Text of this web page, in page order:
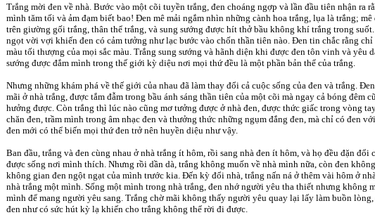
Trắng mời đen về nhà. Bước vào một cõi tuyền trắng, đen choáng ngợp và lần đầu tiên nhận ra
mình tăm tối và ảm đạm biết bao! Đen mê mải ngắm nhìn những cành hoa trắng, lụa là trắng;
trên giường gối trắng, thân thể trắng, và sung sướng được hít thở bầu không khí trắng trong
ngọt vời vợi khiến đen có cảm tưởng như lạc bước vào chốn thần tiên nào. Đen tin chắc rằng chỉ
màu tối thượng của mọi sắc màu. Trắng sung sướng và hãnh diện khi được đen tôn vinh và yêu
sướng được đắm mình trong thế giới kỳ diệu nơi mọi thứ đều là một phần bản thể của trắng.
Nhưng những khám phá về thế giới của nhau đã làm thay đổi cả cuộc sống của đen và trắng.
mãi ở nhà trắng, được tắm đẫm trong bầu ánh sáng thần tiên của một cõi mà ngay cả bóng đêm
hưởng được. Còn trắng thì lúc nào cũng mơ tưởng được ở nhà đen, được thức giấc trong vòng
chăn đen, trầm mình trong âm nhạc đen và thưởng thức những ngụm đắng đen, mà chỉ có đen
đen mới có thể biến mọi thứ đen trở nên huyền diệu như vậy.
Ban đầu, trắng và đen cùng nhau ở nhà trắng ít hôm, rồi sang nhà đen ít hôm, và họ đều đặn đổi
được sống nơi mình thích. Nhưng rồi dần dà, trắng không muốn về nhà mình nữa, còn đen
không gian đen ngột ngạt của mình trước kia. Đến kỳ đổi nhà, trắng nấn ná ở thêm vài hôm ở
nhà trắng một mình. Sống một mình trong nhà trắng, đen nhớ người yêu tha thiết nhưng không
mình để mang người yêu sang. Trắng chờ mãi không thấy người yêu quay lại lấy làm buồn
đen như có sức hút kỳ lạ khiến cho trắng không thể rời đi được.